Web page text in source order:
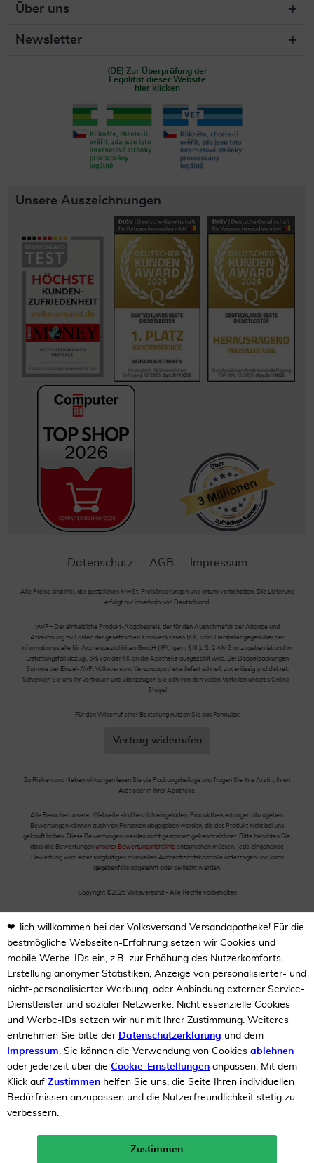
Neukunden-Rabatt ab 49€!
Über uns
Newsletter
(DE) Zur Überprüfung der
Legalität dieser Website
hier klicken
Unsere Auszeichnungen
Datenschutz AGB Impressum
Alle Preise sind inkl. der gestzlichen MwSt. Preisänderungen und Irrtum vorbehalten. Die Lieferung
erfolgt nur innerhalb von Deutschland.
*AVP= Der einheitliche Produkt-Abgabepreis, der für den Ausnahmefall der Abgabe und
Abrechnung zu Lasten der gesetzlichen Krankenkassen (KK) vom Hersteller gegenüber der
Informationsstelle für Arzneispezialitäten GmbH (IFA) gem. § III 1, S. 2 AMG anzugeben ist und im
Erstattungsfall abzügl. 5% von der KK an die Apotheke ausgezahlt wird. Bei Doppelpackungen
Summe der Einzel-AVP. Volksversand Versandapotheke liefert schnell, zuverlässig und diskret.
Schenken Sie uns Ihr Vertrauen und überzeugen Sie sich von den vielen Vorteilen unseres Online-
Shops!
Für den Widerruf einer Bestellung nutzen Sie das Formular:
Vertrag widerrufen
Zu Risiken und Nebenwirkungen lesen Sie die Packungsbeilage und fragen Sie Ihre Ärztin, Ihren
Arzt oder in Ihrer Apotheke.
Alle Besucher unserer Webseite sind herzlich eingeladen, Produktbewertungen abzugeben.
Bewertungen können auch von Personen abgegeben werden, die das Produkt nicht bei uns
gekauft haben. Diese Bewertungen werden nicht gesondert gekennzeichnet. Bitte beachten Sie,
dass alle Bewertungen unserer Bewertungsrichtlinie entsprechen müssen. Jede eingehende
Bewertung wird einer sorgfältigen manuellen Authentizitätskontrolle unterzogen und kann
gegebenfalls abgelehnt oder gelöscht werden.
Copyright ©2026 Volksversand - Alle Rechte vorbehalten
❤-lich willkommen bei der Volksversand Versandapotheke! Für die
bestmögliche Webseiten-Erfahrung setzen wir Cookies und
mobile Werbe-IDs ein, z.B. zur Erhöhung des Nutzerkomforts,
Erstellung anonymer Statistiken, Anzeige von personalisierter- und
nicht-personalisierter Werbung, oder Anbindung externer Service-
Dienstleister und sozialer Netzwerke. Nicht essenzielle Cookies
und Werbe-IDs setzen wir nur mit Ihrer Zustimmung. Weiteres
entnehmen Sie bitte der Datenschutzerklärung und dem
Impressum. Sie können die Verwendung von Cookies ablehnen
oder jederzeit über die Cookie-Einstellungen anpassen. Mit dem
Klick auf Zustimmen helfen Sie uns, die Seite Ihren individuellen
Bedürfnissen anzupassen und die Nutzerfreundlichkeit stetig zu
verbessern.
Zustimmen